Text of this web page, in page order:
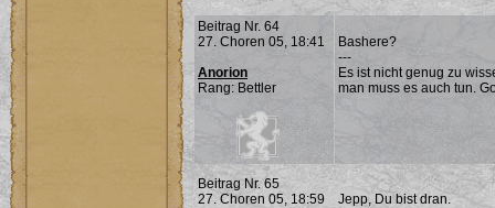
Beitrag Nr. 64
27. Choren 05, 18:41
Anorion
Rang: Bettler
Bashere?
---
Es ist nicht genug zu
man muss es auch tun.
Beitrag Nr. 65
27. Choren 05, 18:59
Jepp, Du bist dran.